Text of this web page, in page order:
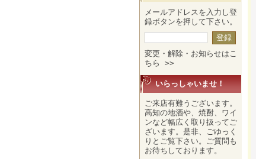
メールアドレスを入力し登
録ボタンを押して下さい。
変更・解除・お知らせはこ
ちら >>
いらっしゃいませ！
ご来店有難うございます。
高知の地酒や、焼酎、ワイ
ンなど幅広く取り扱ってご
ざいます。是非、ごゆっく
りとご覧下さい。ご質問も
お待ちしております。